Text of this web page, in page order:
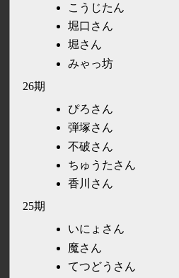
こうじたん
堀口さん
堀さん
みゃっ坊
26期
ぴろさん
弾塚さん
不破さん
ちゅうたさん
香川さん
25期
いにょさん
魔さん
てつどうさん